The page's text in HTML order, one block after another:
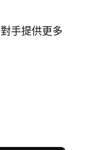
手提供更多